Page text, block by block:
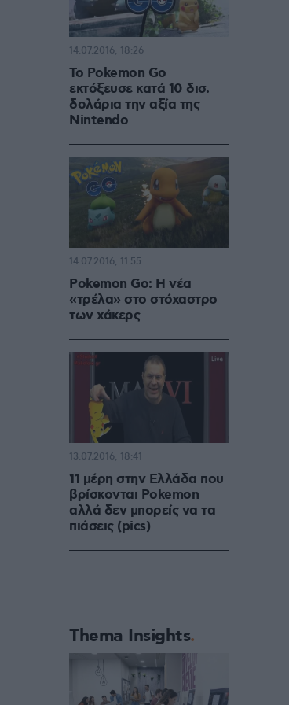
Το Pokemon Go
εκτόξευσε κατά 10 δισ.
δολάρια την αξία της
Nintendo
14.07.2016, 18:26
Pokemon Go: Η νέα
«τρέλα» στο στόχαστρο
των χάκερς
14.07.2016, 11:55
11 μέρη στην Ελλάδα που
βρίσκονται Pokemon
αλλά δεν μπορείς να τα
πιάσεις (pics)
13.07.2016, 18:41
Thema Insights